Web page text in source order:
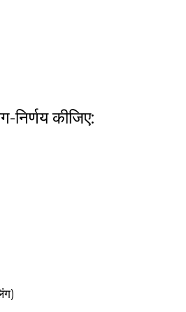
निर्णय कीजिए: